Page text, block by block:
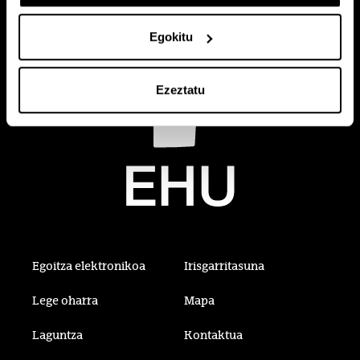
Egokitu
Ezeztatu
Egoitza elektronikoa Irisgarritasuna
Lege oharra Mapa
Laguntza Kontaktua